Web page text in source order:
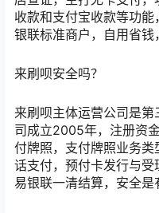
收款和支付宝收款等功能
银联标准商户，自用省钱
来刷呗安全吗？
来刷呗主体运营公司是
司成立2005年，注册资
付牌照，支付牌照业务
话支付，预付卡发行与
易银联一清结算，安全是